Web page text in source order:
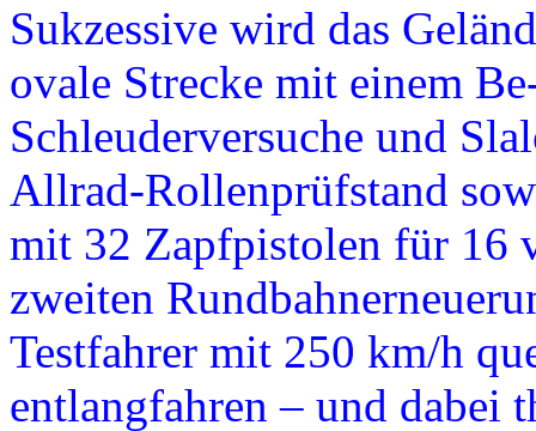
Sukzessive wird das
ovale Strecke mit einem
Schleuderversuche und
Allrad-Rollenprüfstand
mit 32 Zapfpistolen für 16
zweiten
Testfahrer mit 250 km/h
entlangfahren – und dabei